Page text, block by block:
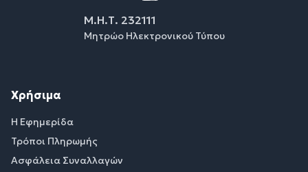
Μ.Η.Τ. 232111
Μητρώο Ηλεκτρονικού Τύπου
Χρήσιμα
Η Εφημερίδα
Τρόποι Πληρωμής
Ασφάλεια Συναλλαγών